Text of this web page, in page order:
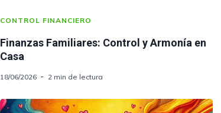
CONTROL FINANCIERO
Finanzas Familiares: Control y Armonía en
Casa
18/06/2026 2 min de lectura